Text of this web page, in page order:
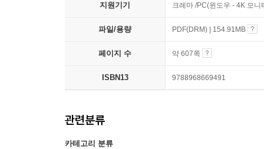
지원기기 크레마 /PC(윈도우 - 4K 모
파일/용량 PDF(DRM) | 154.91MB
페이지 수 약 607쪽
ISBN13 9788968669491
관련분류
카테고리 분류